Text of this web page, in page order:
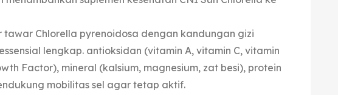
Chlorella pyrenoidosa dengan kandungan gizi
lengkap. antioksidan (vitamin A, vitamin C, vitamin
Factor), mineral (kalsium, magnesium, zat besi), protein
mobilitas sel agar tetap aktif.